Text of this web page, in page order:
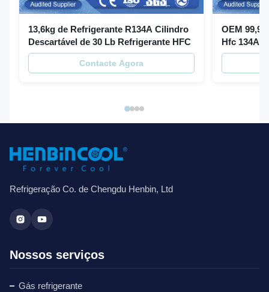
13,6kg de Refrigerante R134A Cilindro
Descartável de 30 Lb Refrigerante HFC
Contacte Agora
OEM
Hfc 134A
Refrigeração Co. de Chengdu Henbin, Ltd
Nossos serviços
Gás refrigerante